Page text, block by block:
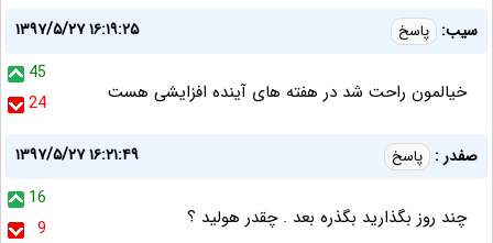
سیب: پاسخ
۱۳۹۷/۵/۲۷ ۱۶:۱۹:۲۵
45
24
خیالمون راحت شد در هفته های آینده افزایشی هست
صفدر : پاسخ
۱۳۹۷/۵/۲۷ ۱۶:۲۱:۴۹
16
9
چند روز بگذارید بگذره بعد . چقدر هولید ؟